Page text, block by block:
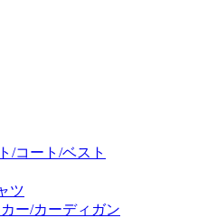
/コート/ベスト
ツ
ー/カーディガン